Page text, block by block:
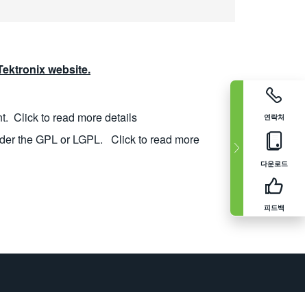
연락처
다운로드
피드백
website.
Click to read more details
the GPL or LGPL. Click to read more